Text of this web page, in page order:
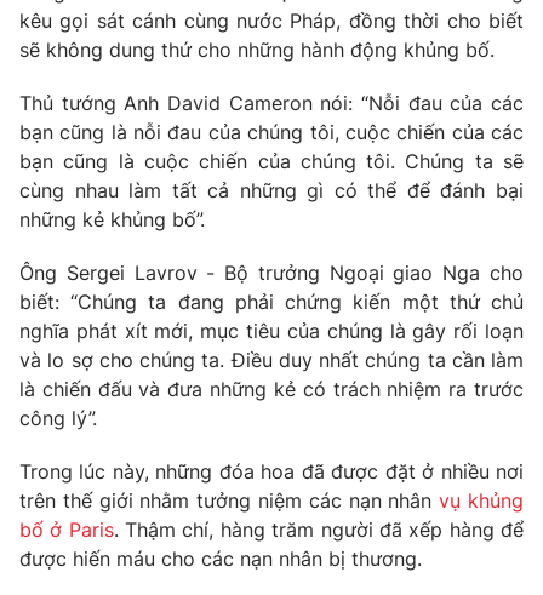
Thị trường 24h Tấm lòng Việt
VTV4 Vươn mình bằng AI
VTV9 VTV8
Liên hệ tòa soạn English
THỜI BÁO VTV
Theo dõi báo trên
Cơ quan chủ quản:
Đài Truyền hình Việt Nam
kêu gọi sát cánh cùng nước Pháp, đồng thời cho biết
sẽ không dung thứ cho những hành động khủng bố.
Thủ tướng Anh David Cameron nói: “Nỗi đau của các
bạn cũng là nỗi đau của chúng tôi, cuộc chiến của các
bạn cũng là cuộc chiến của chúng tôi. Chúng ta sẽ
cùng nhau làm tất cả những gì có thể để đánh bại
những kẻ khủng bố”.
Ông Sergei Lavrov - Bộ trưởng Ngoại giao Nga cho
biết: “Chúng ta đang phải chứng kiến một thứ chủ
nghĩa phát xít mới, mục tiêu của chúng là gây rối loạn
và lo sợ cho chúng ta. Điều duy nhất chúng ta cần làm
là chiến đấu và đưa những kẻ có trách nhiệm ra trước
công lý”.
Trong lúc này, những đóa hoa đã được đặt ở nhiều nơi
trên thế giới nhằm tưởng niệm các nạn nhânvụ khủng
bố ở Paris. Thậm chí, hàng trăm người đã xếp hàng để
được hiến máu cho các nạn nhân bị thương.